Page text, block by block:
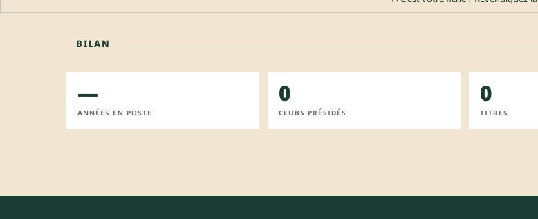
BILAN
—
ANNÉES EN POSTE
0
CLUBS PRÉSIDÉS
0
TITRES